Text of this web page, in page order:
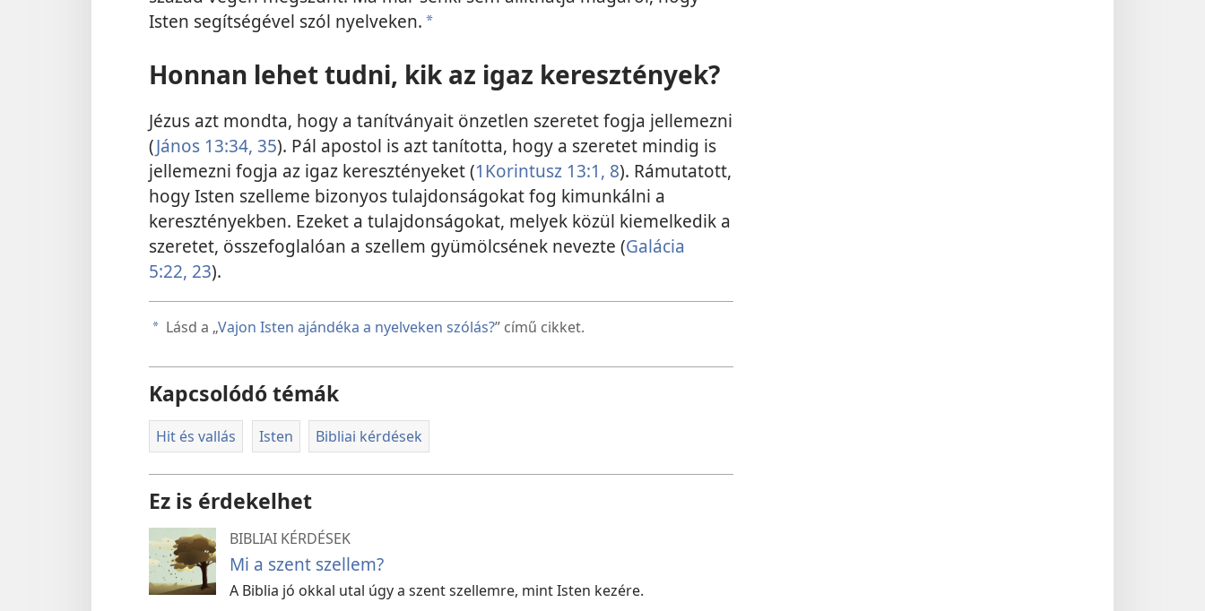
Isten segítségével szól nyelveken. a
Honnan lehet tudni, kik az igaz keresztények?
Jézus azt mondta, hogy a tanítványait önzetlen szeretet fogja jellemezni
(János 13:34, 35). Pál apostol is azt tanította, hogy a szeretet mindig is
jellemezni fogja az igaz keresztényeket (1Korintusz 13:1, 8). Rámutatott,
hogy Isten szelleme bizonyos tulajdonságokat fog kimunkálni a
keresztényekben. Ezeket a tulajdonságokat, melyek közül kiemelkedik a
szeretet, összefoglalóan a szellem gyümölcsének nevezte (Galácia
5:22, 23).
a Lásd a „Vajon Isten ajándéka a nyelveken szólás?” című cikket.
Kapcsolódó témák
Hit és vallás Isten Bibliai kérdések
Ez is érdekelhet
BIBLIAI KÉRDÉSEK
Mi a szent szellem?
A Biblia jó okkal utal úgy a szent szellemre, mint Isten kezére.